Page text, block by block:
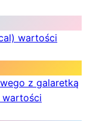
wartości
z galaretką